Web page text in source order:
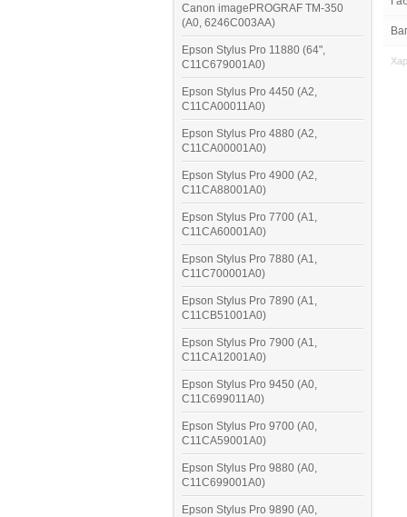
Canon imagePROGRAF TM-350
(A0, 6246C003AA)
Epson Stylus Pro 11880 (64",
C11C679001A0)
Epson Stylus Pro 4450 (A2,
C11CA00011A0)
Epson Stylus Pro 4880 (A2,
C11CA00001A0)
Epson Stylus Pro 4900 (A2,
C11CA88001A0)
Epson Stylus Pro 7700 (A1,
C11CA60001A0)
Epson Stylus Pro 7880 (A1,
C11C700001A0)
Epson Stylus Pro 7890 (A1,
C11CB51001A0)
Epson Stylus Pro 7900 (A1,
C11CA12001A0)
Epson Stylus Pro 9450 (A0,
C11C699011A0)
Epson Stylus Pro 9700 (A0,
C11CA59001A0)
Epson Stylus Pro 9880 (A0,
C11C699001A0)
Epson Stylus Pro 9890 (A0,